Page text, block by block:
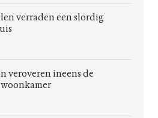
verraden een slordig
veroveren ineens de